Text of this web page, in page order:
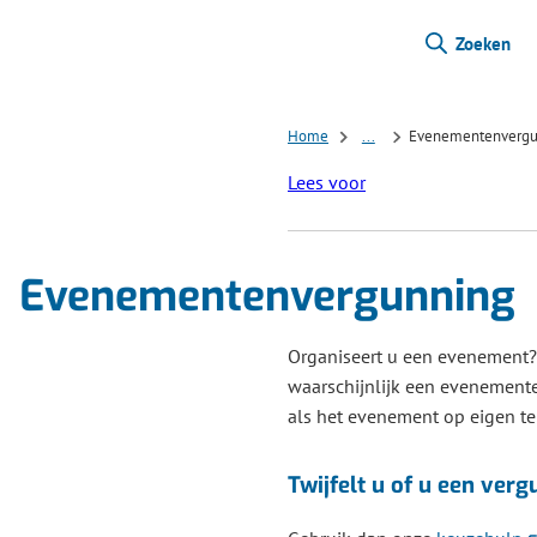
Zoeken
Home
Lees voor
Evenementenvergunning
Organiseert u een
waarschijnlijk een
als het evenement op eigen
Twijfelt u of u een